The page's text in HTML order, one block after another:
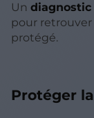
Un diagnostic
pour
protégé.
Protéger